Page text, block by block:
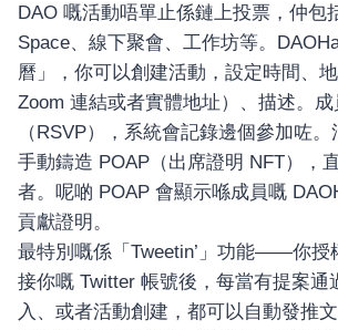
DAO 嘅活動唔單止係鏈上投票，仲包
Space、線下聚會、工作坊等。
曆」，你可以創建活動，設定時間、
Zoom 連結或者實體地址）、描述。成
（RSVP），系統會記錄邊個參加咗
手動鑄造 POAP（出席證明 NFT），
者。呢啲 POAP 會顯示喺成員嘅
貢獻證明。
最特別嘅係「Tweetin’」功能——你授
接你嘅 Twitter 帳號後，每當有提案通
入、或者活動創建，都可以自動發推